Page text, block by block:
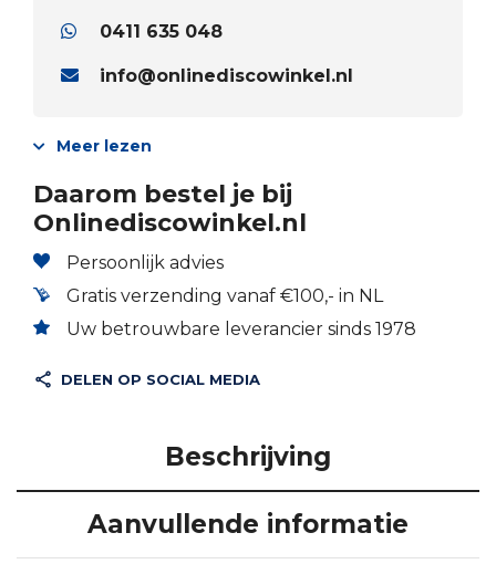
0411 635 048
info@onlinediscowinkel.nl
Meer lezen
Daarom bestel je bij
Onlinediscowinkel.nl
Persoonlijk advies
Gratis verzending vanaf €100,- in NL
Uw betrouwbare leverancier sinds 1978
DELEN OP SOCIAL MEDIA
Beschrijving
Aanvullende informatie